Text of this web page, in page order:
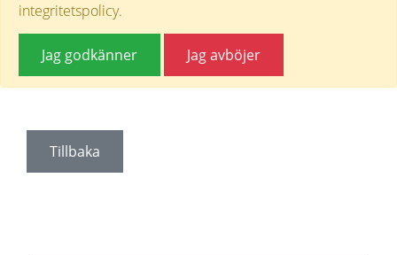
integritetspolicy.
Jag godkänner Jag avböjer
Tillbaka